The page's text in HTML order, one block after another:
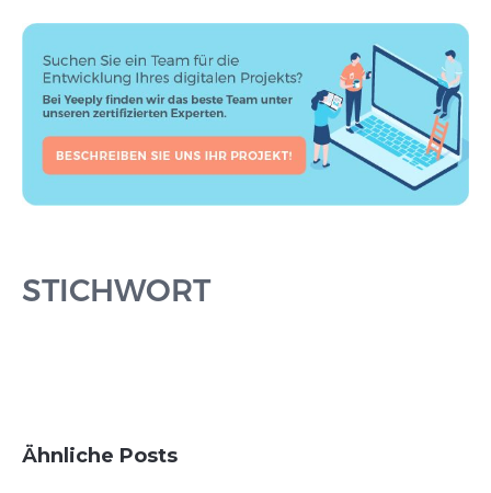
STICHWORT
Ähnliche Posts